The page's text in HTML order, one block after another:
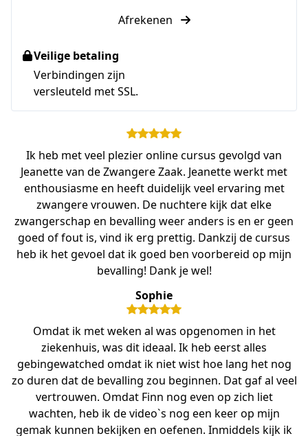
Afrekenen
Veilige betaling
Verbindingen zijn
versleuteld met SSL.
Ik heb met veel plezier online cursus gevolgd van
Jeanette van de Zwangere Zaak. Jeanette werkt met
enthousiasme en heeft duidelijk veel ervaring met
zwangere vrouwen. De nuchtere kijk dat elke
zwangerschap en bevalling weer anders is en er geen
goed of fout is, vind ik erg prettig. Dankzij de cursus
heb ik het gevoel dat ik goed ben voorbereid op mijn
bevalling! Dank je wel!
Sophie
Omdat ik met weken al was opgenomen in het
ziekenhuis, was dit ideaal. Ik heb eerst alles
gebingewatched omdat ik niet wist hoe lang het nog
zo duren dat de bevalling zou beginnen. Dat gaf al veel
vertrouwen. Omdat Finn nog even op zich liet
wachten, heb ik de video`s nog een keer op mijn
gemak kunnen bekijken en oefenen. Inmiddels kijk ik